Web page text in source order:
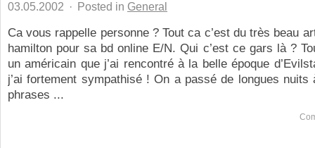
03.05.2002 · Posted in General
Ca vous rappelle personne ? Tout ca c’est du très beau
hamilton pour sa bd online E/N. Qui c’est ce gars là ?
un américain que j’ai rencontré à la belle époque
j’ai fortement sympathisé ! On a passé de longues nuits
phrases ...